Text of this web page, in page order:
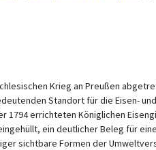
Krieg an Preußen
Standort für die Eisen-
errichteten Königlichen
ein deutlicher Beleg für
sichtbare Formen der